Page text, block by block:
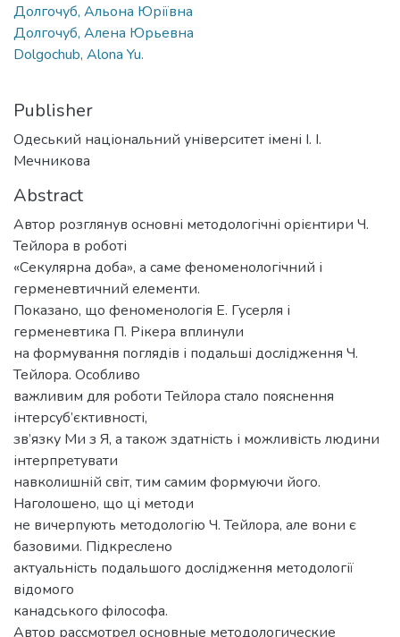
Долгочуб, Альона Юріївна
Долгочуб, Алена Юрьевна
Dolgochub, Alona Yu.
Publisher
Одеський національний університет імені І. І.
Мечникова
Abstract
Автор розглянув основні методологічні орієнтири Ч.
Тейлора в роботі
«Секулярна доба», а саме феноменологічний і
герменевтичний елементи.
Показано, що феноменологія Е. Гусерля і
герменевтика П. Рікера вплинули
на формування поглядів і подальші дослідження Ч.
Тейлора. Особливо
важливим для роботи Тейлора стало пояснення
інтерсуб’єктивності,
зв’язку Ми з Я, а також здатність і можливість людини
інтерпретувати
навколишній світ, тим самим формуючи його.
Наголошено, що ці методи
не вичерпують методологію Ч. Тейлора, але вони є
базовими. Підкреслено
актуальність подальшого дослідження методології
відомого
канадського філософа.
Автор рассмотрел основные методологические